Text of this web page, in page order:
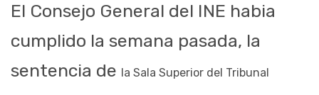
El Consejo General del INE habia
cumplido la semana pasada, la
sentencia de
la Sala Superior del Tribunal